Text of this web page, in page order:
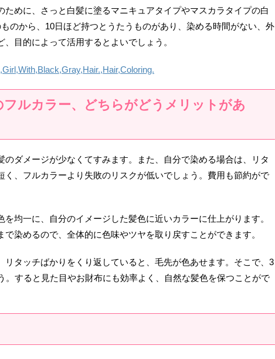
めに、さっと白髪に塗るマニキュアタイプやマスカラタイプの白
のから、10日ほど持つとうたうものがあり、染める時間がない、外
目的によって活用するとよいでしょう。
ルカラー、どちらがどうメリットがあ
のダメージが少なくてすみます。また、自分で染める場合は、リタ
く、フルカラーより失敗のリスクが低いでしょう。費用も節約がで
均一に、自分のイメージした髪色に近いカラーに仕上がります。
染めるので、全体的に色味やツヤを取り戻すことができます。
タッチばかりをくり返していると、毛先が色あせます。そこで、3
。すると見た目やお財布にも効率よく、自然な髪色を保つことがで